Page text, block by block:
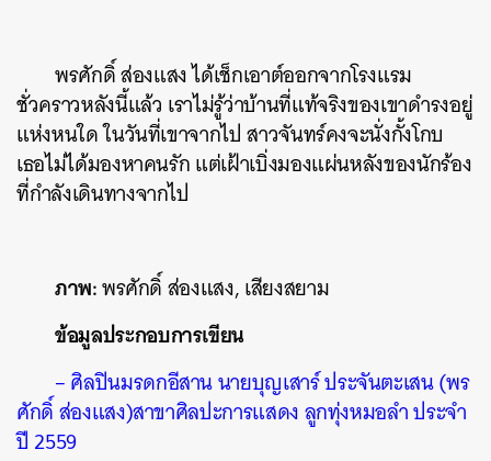
พรศักดิ์ ส่องแสง ได้เช็กเอาต์ออกจากโรงแรม
ชั่วคราวหลังนี้แล้ว เราไม่รู้ว่าบ้านที่แท้จริงของเขาดำรงอยู่
แห่งหนใด ในวันที่เขาจากไป สาวจันทร์คงจะนั่งกั้งโกบ
เธอไม่ได้มองหาคนรัก แต่เฝ้าเบิ่งมองแผ่นหลังของนักร้อง
ที่กำลังเดินทางจากไป
ภาพ:พรศักดิ์ ส่องแสง, เสียงสยาม
ข้อมูลประกอบการเขียน
– ศิลปินมรดกอีสาน นายบุญเสาร์ ประจันตะเสน (พร
ศักดิ์ ส่องแสง)สาขาศิลปะการแสดง ลูกทุ่งหมอลำ ประจำ
ปี 2559